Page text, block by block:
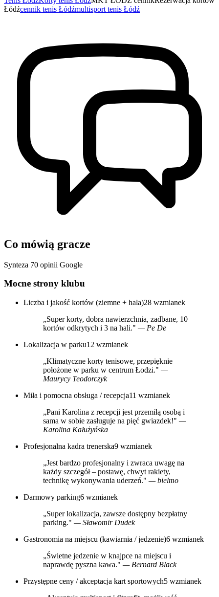
Łódźcennik tenis Łódźmultisport tenis Łódź
Co mówią gracze
Synteza 70 opinii Google
Mocne strony klubu
Liczba i jakość kortów (ziemne + hala)28 wzmianek
„Super korty, dobra nawierzchnia, zadbane, 10
kortów odkrytych i 3 na hali." — Pe De
Lokalizacja w parku12 wzmianek
„Klimatyczne korty tenisowe, przepięknie
położone w parku w centrum Łodzi." —
Maurycy Teodorczyk
Miła i pomocna obsługa / recepcja11 wzmianek
„Pani Karolina z recepcji jest przemiłą osobą i
sama w sobie zasługuje na pięć gwiazdek!" —
Karolina Kałużyńska
Profesjonalna kadra trenerska9 wzmianek
„Jest bardzo profesjonalny i zwraca uwagę na
każdy szczegół – postawę, chwyt rakiety,
technikę wykonywania uderzeń." — bielmo
Darmowy parking6 wzmianek
„Super lokalizacja, zawsze dostępny bezpłatny
parking." — Sławomir Dudek
Gastronomia na miejscu (kawiarnia / jedzenie)6 wzmianek
„Świetne jedzenie w knajpce na miejscu i
naprawdę pyszna kawa." — Bernard Black
Przystępne ceny / akceptacja kart sportowych5 wzmianek